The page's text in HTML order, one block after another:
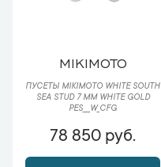
MIKIMOTO
ПУСЕТЫ MIKIMOTO WHITE SOUTH
SEA STUD 7 MM WHITE GOLD
PES___W_CFG
78 850 руб.